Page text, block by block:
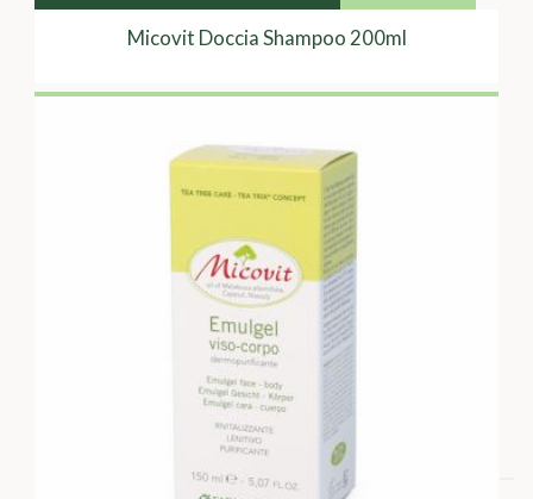
Micovit Doccia Shampoo 200ml